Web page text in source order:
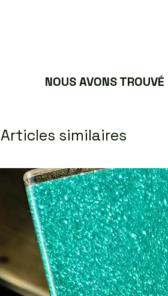
NOUS AVONS
Articles similaires